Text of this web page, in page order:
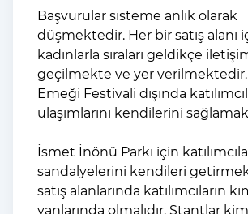
Başvurular sisteme anlık olarak
düşmektedir. Her bir satış alanı
kadınlarla sıraları geldikçe
geçilmekte ve yer verilmektedir.
Emeği Festivali dışında
ulaşımlarını kendilerini
İsmet İnönü Parkı için
sandalyelerini kendileri
satış alanlarında katılımcıların
yanlarında olmalıdır. Stantlar